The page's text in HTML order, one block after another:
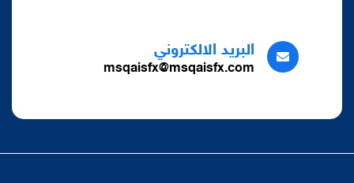
البريد الالكتروني
msqaisfx@msqaisfx.com